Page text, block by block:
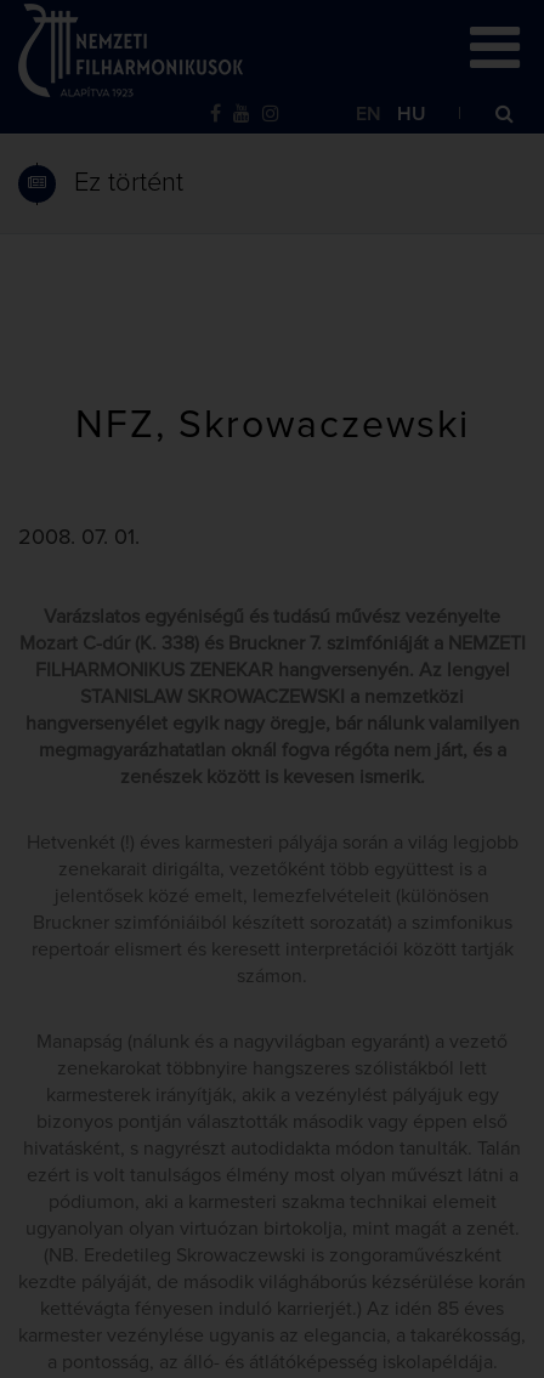
EN HU
Ez történt
NFZ, Skrowaczewski
2008. 07. 01.
Varázslatos egyéniségű és tudású művész vezényelte
Mozart C-dúr (K. 338) és Bruckner 7. szimfóniáját a NEMZETI
FILHARMONIKUS ZENEKAR hangversenyén. Az lengyel
STANISLAW SKROWACZEWSKI a nemzetközi
hangversenyélet egyik nagy öregje, bár nálunk valamilyen
megmagyarázhatatlan oknál fogva régóta nem járt, és a
zenészek között is kevesen ismerik.
Hetvenkét (!) éves karmesteri pályája során a világ legjobb
zenekarait dirigálta, vezetőként több együttest is a
jelentősek közé emelt, lemezfelvételeit (különösen
Bruckner szimfóniáiból készített sorozatát) a szimfonikus
repertoár elismert és keresett interpretációi között tartják
számon.
Manapság (nálunk és a nagyvilágban egyaránt) a vezető
zenekarokat többnyire hangszeres szólistákból lett
karmesterek irányítják, akik a vezénylést pályájuk egy
bizonyos pontján választották második vagy éppen első
hivatásként, s nagyrészt autodidakta módon tanulták. Talán
ezért is volt tanulságos élmény most olyan művészt látni a
pódiumon, aki a karmesteri szakma technikai elemeit
ugyanolyan olyan virtuózan birtokolja, mint magát a zenét.
(NB. Eredetileg Skrowaczewski is zongoraművészként
kezdte pályáját, de második világháborús kézsérülése korán
kettévágta fényesen induló karrierjét.) Az idén 85 éves
karmester vezénylése ugyanis az elegancia, a takarékosság,
a pontosság, az álló- és átlátóképesség iskolapéldája.